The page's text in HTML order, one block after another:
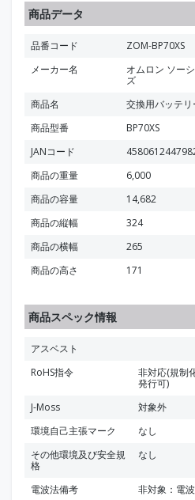
商品データ
品番コード
ZOM-BP70XS
メーカー名
オムロン ソー
ズ
商品名
交換用バッテリ
商品型番
BP70XS
JANコード
商品の重量
6,000
商品の容量
14,682
商品の縦幅
324
商品の横幅
265
商品の高さ
171
商品スペック情報
アスベスト
RoHS指令
非対応(規制
発行可)
J-Moss
対象外
環境自己主張マーク
なし
その他環境及び安全規
格
なし
電波法備考
非対象：電